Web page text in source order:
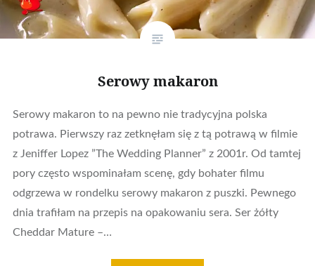
Serowy makaron
Serowy makaron to na pewno nie tradycyjna polska
potrawa. Pierwszy raz zetknęłam się z tą potrawą w filmie
z Jeniffer Lopez ”The Wedding Planner” z 2001r. Od tamtej
pory często wspominałam scenę, gdy bohater filmu
odgrzewa w rondelku serowy makaron z puszki. Pewnego
dnia trafiłam na przepis na opakowaniu sera. Ser żółty
Cheddar Mature –…